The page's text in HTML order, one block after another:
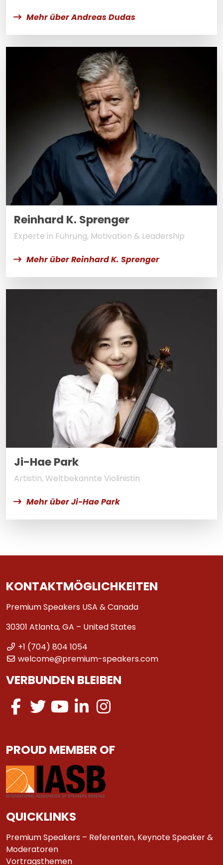
Mehr über Andreas Dudas
Reinhard K. Sprenger
Experte in Führung, Motivation & Leadership
Mehr über Reinhard K. Sprenger
Ji-Hae Park
Artistin, Weltbekannte Violinistin
Mehr über Ji-Hae Park
KONTAKTMÖGLICHKEITEN
Premium Speakers USA & Canada
30301 Atlanta, GA – United States
+1 (704) 804 1054
welcome@premium-speakers.com
VERBUNDEN BLEIBEN
PROUD MEMBER OF
QUICKLINKS
Premium Speakers – Referenten, Keynote Speaker &
Moderatoren
Vortragsthemen